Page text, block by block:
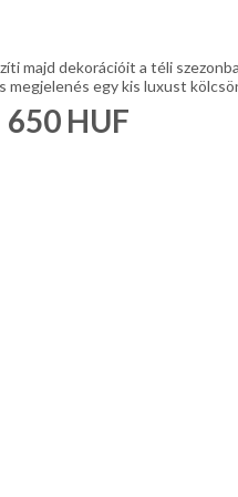
majd dekorációit a téli
egy kis luxust
650HUF